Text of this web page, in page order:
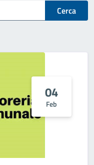
Cerca
04
Feb